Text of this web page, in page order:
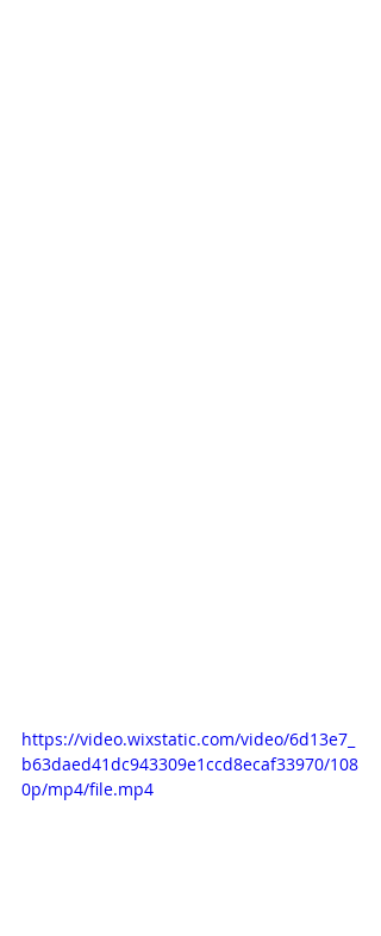
https://video.wixstatic.com/video/6d13e7_
b63daed41dc943309e1ccd8ecaf33970/108
0p/mp4/file.mp4